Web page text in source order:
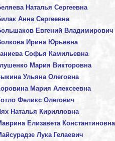
Наталья Сергеевна
Анна Сергеевна
Евгений Владимирович
Ирина Юрьевна
Софья Камильевна
Мария Викторовна
Ульяна Олеговна
Мария Алексеевна
Феликс Олегович
Наталья Кирилловна
Елизавета Константиновна
Лука Гелаевич